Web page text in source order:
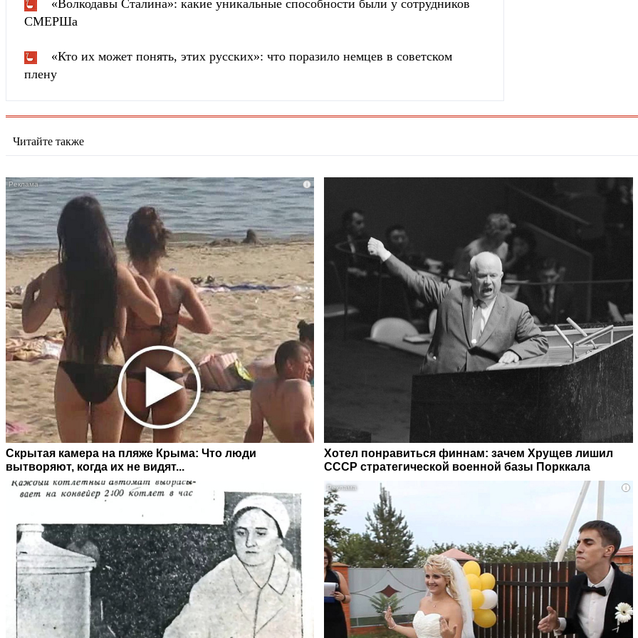
«Волкодавы Сталина»: какие уникальные способности были у сотрудников
СМЕРШа
«Кто их может понять, этих русских»: что поразило немцев в советском
плену
Читайте также
i
Скрытая камера на пляже Крыма: Что люди
вытворяют, когда их не видят...
Хотел понравиться финнам: зачем Хрущев лишил
СССР стратегической военной базы Порккала
i